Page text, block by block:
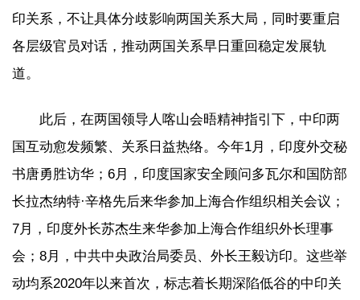
印关系，不让具体分歧影响两国关系大局，同时要重启
各层级官员对话，推动两国关系早日重回稳定发展轨
道。
此后，在两国领导人喀山会晤精神指引下，中印两
国互动愈发频繁、关系日益热络。今年1月，印度外交秘
书唐勇胜访华；6月，印度国家安全顾问多瓦尔和国防部
长拉杰纳特·辛格先后来华参加上海合作组织相关会议；
7月，印度外长苏杰生来华参加上海合作组织外长理事
会；8月，中共中央政治局委员、外长王毅访印。这些举
动均系2020年以来首次，标志着长期深陷低谷的中印关